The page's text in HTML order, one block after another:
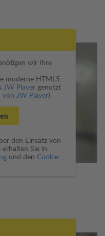
wir Ihre
moderne HTML5
JW Playergenutzt
JW Player).
den Einsatz von
Sie in
und den Cookie-